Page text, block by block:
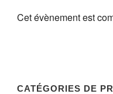
Cet évènement est
CATÉGORIES DE